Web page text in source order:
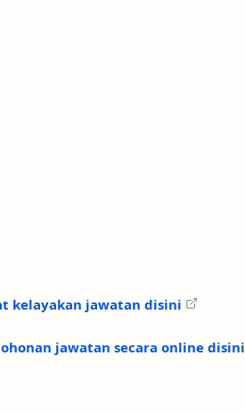
kelayakan jawatan disini
jawatan secara online disini